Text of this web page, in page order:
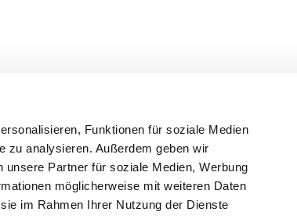
Funktionen für soziale Medien
zu analysieren. Außerdem geben wir
Partner für soziale Medien, Werbung
möglicherweise mit weiteren Daten
im Rahmen Ihrer Nutzung der Dienste